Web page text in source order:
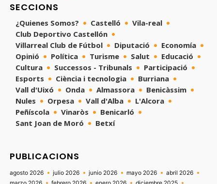
SECCIONS
¿Quienes Somos? Castelló
Vila-real
Club Deportivo Castellón
Villarreal Club de Fútbol
Diputació
Economía
Opinió
Política Turisme Salut
Educació
Cultura
Successos - Tribunals
Participació
Esports
Ciència i tecnologia
Burriana
Vall d'Uixó
Onda Almassora
Benicàssim
Nules
Orpesa Vall d'Alba
L'Alcora
Peñíscola
Vinaròs
Benicarló
Sant Joan de Moró
Betxí
PUBLICACIONS
agosto 2026 julio 2026 junio 2026 mayo 2026
abril 2026